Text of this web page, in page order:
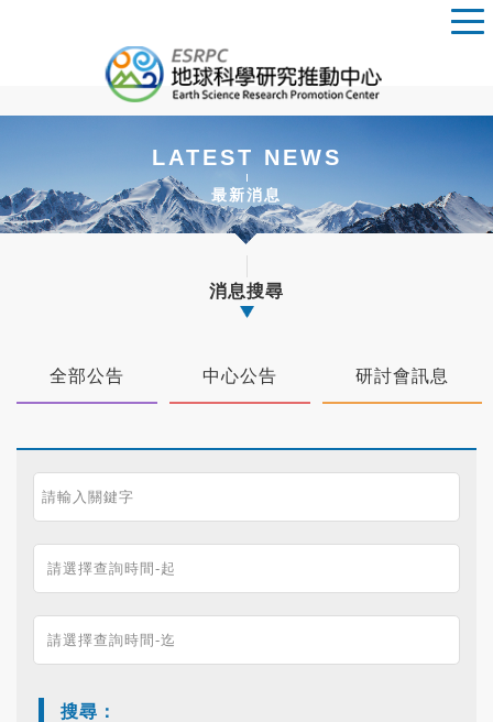
LATEST NEWS
最新消息
消息搜尋
全部公告 中心公告 研討會訊息
搜尋：